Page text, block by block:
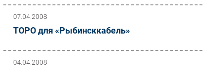
07.04.2008
ТОРО для «Рыбинсккабель»
04.04.2008